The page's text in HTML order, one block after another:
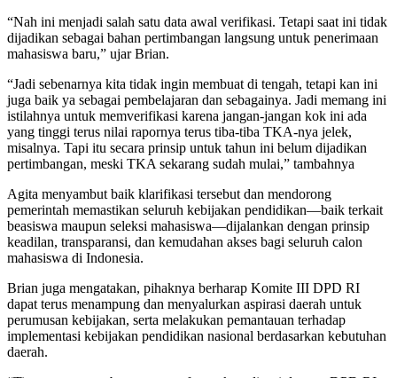
“Nah ini menjadi salah satu data awal verifikasi. Tetapi saat ini tidak
dijadikan sebagai bahan pertimbangan langsung untuk penerimaan
mahasiswa baru,” ujar Brian.
“Jadi sebenarnya kita tidak ingin membuat di tengah, tetapi kan ini
juga baik ya sebagai pembelajaran dan sebagainya. Jadi memang ini
istilahnya untuk memverifikasi karena jangan-jangan kok ini ada
yang tinggi terus nilai rapornya terus tiba-tiba TKA-nya jelek,
misalnya. Tapi itu secara prinsip untuk tahun ini belum dijadikan
pertimbangan, meski TKA sekarang sudah mulai,” tambahnya
Agita menyambut baik klarifikasi tersebut dan mendorong
pemerintah memastikan seluruh kebijakan pendidikan—baik terkait
beasiswa maupun seleksi mahasiswa—dijalankan dengan prinsip
keadilan, transparansi, dan kemudahan akses bagi seluruh calon
mahasiswa di Indonesia.
Brian juga mengatakan, pihaknya berharap Komite III DPD RI
dapat terus menampung dan menyalurkan aspirasi daerah untuk
perumusan kebijakan, serta melakukan pemantauan terhadap
implementasi kebijakan pendidikan nasional berdasarkan kebutuhan
daerah.